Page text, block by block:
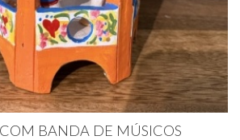
BANDA DE MÚSICOS